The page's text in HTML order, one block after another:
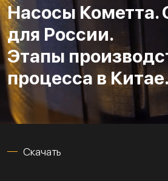
Насосы Кометта.
для России.
Этапы
процесса в Китае.
Скачать